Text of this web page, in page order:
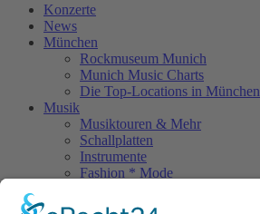
Konzerte
News
München
Rockmuseum Munich
Munich Music Charts
Die Top-Locations in München
Musik
Musiktouren & Mehr
Schallplatten
Instrumente
Fashion * Mode
Rock Memories II